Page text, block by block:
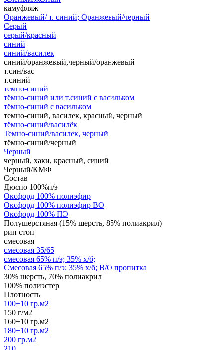
камуфляж
Оранжевый/ т. синий; Оранжевый/черный
Серый
серый/красный
синий
синий/василек
синий/оранжевый,черный/оранжевый
т.син/вас
т.синий
темно-синий
тёмно-синий или т.синий с васильком
тёмно-синий с васильком
темно-синий, василек, красный, черный
тёмно-синий/василёк
Темно-синий/василек, черный
тёмно-синий/черный
Черный
черный, хаки, красный, синий
Черный/КМФ
Состав
Дюспо 100%п/э
Оксфорд 100% полиэфир
Оксфорд 100% полиэфир ВО
Оксфорд 100% ПЭ
Полушерстяная (15% шерсть, 85% полиакрил)
рип стоп
смесовая
смесовая 35/65
смесовая 65% п/э; 35% х/б;
Смесовая 65% п/э; 35% х/б; В/О пропитка
30% шерсть, 70% полиакрил
100% полиэстер
Плотность
100±10 гр.м2
150 г/м2
160±10 гр.м2
180±10 гр.м2
200 гр.м2
210